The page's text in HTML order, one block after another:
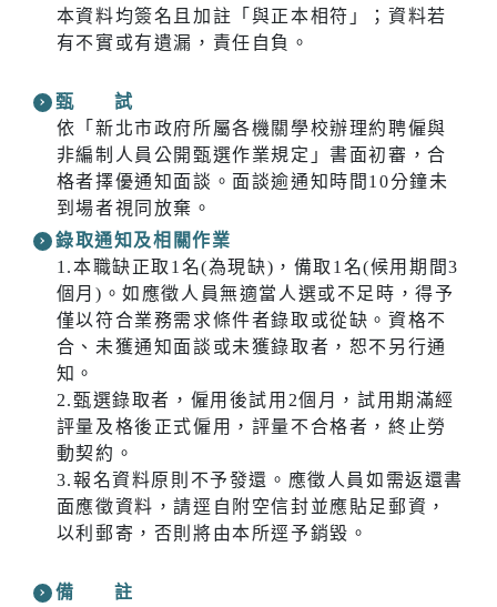
本資料均簽名且加註「與正本相符」；資料若
有不實或有遺漏，責任自負。
甄 試
依「新北市政府所屬各機關學校辦理約聘僱與
非編制人員公開甄選作業規定」書面初審，合
格者擇優通知面談。面談逾通知時間10分鐘未
到場者視同放棄。
錄取通知及相關作業
1.本職缺正取1名(為現缺)，備取1名(候用期間3
個月)。如應徵人員無適當人選或不足時，得予
僅以符合業務需求條件者錄取或從缺。資格不
合、未獲通知面談或未獲錄取者，恕不另行通
知。
2.甄選錄取者，僱用後試用2個月，試用期滿經
評量及格後正式僱用，評量不合格者，終止勞
動契約。
3.報名資料原則不予發還。應徵人員如需返還書
面應徵資料，請逕自附空信封並應貼足郵資，
以利郵寄，否則將由本所逕予銷毀。
備 註